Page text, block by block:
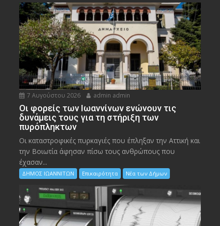
7 Αυγούστου 2026 admin admin
Οι φορείς των Ιωαννίνων ενώνουν τις
δυνάμεις τους για τη στήριξη των
πυρόπληκτων
Οι καταστροφικές πυρκαγιές που έπληξαν την Αττική και
την Bοιωτία άφησαν πίσω τους ανθρώπους που
έχασαν...
ΔΗΜΟΣ ΙΩΑΝΝΙΤΩΝ Επικαιρότητα Νέα των Δήμων